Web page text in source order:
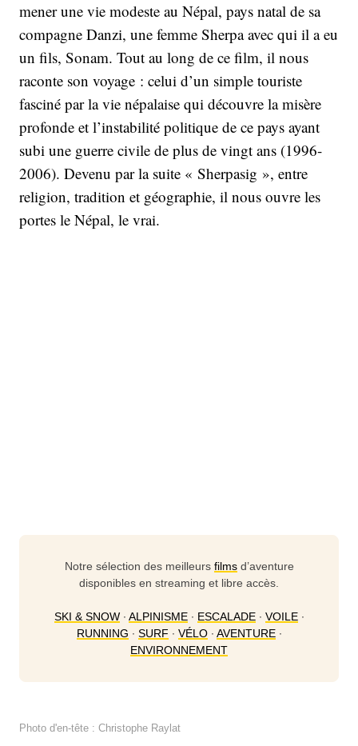
mener une vie modeste au Népal, pays natal de sa
compagne Danzi, une femme Sherpa avec qui il a eu
un fils, Sonam. Tout au long de ce film, il nous
raconte son voyage : celui d’un simple touriste
fasciné par la vie népalaise qui découvre la misère
profonde et l’instabilité politique de ce pays ayant
subi une guerre civile de plus de vingt ans (1996-
2006). Devenu par la suite « Sherpasig », entre
religion, tradition et géographie, il nous ouvre les
portes le Népal, le vrai.
Notre sélection des meilleurs filmsd’aventure
disponibles en streaming et libre accès.
SKI & SNOW∙ ALPINISME∙ ESCALADE∙ VOILE∙
RUNNING ∙ SURF ∙ VÉLO∙ AVENTURE∙
ENVIRONNEMENT
Photo d'en-tête : Christophe Raylat